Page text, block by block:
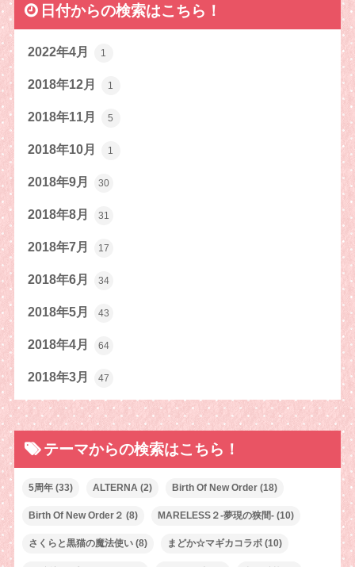
日付からの検索はこちら！
2022年4月 1
2018年12月 1
2018年11月 5
2018年10月 1
2018年9月 30
2018年8月 31
2018年7月 17
2018年6月 34
2018年5月 43
2018年4月 64
2018年3月 47
テーマからの検索はこちら！
5周年(33) ALTERNA(2) Birth Of New Order(18)
Birth Of New Order２ (8) MARELESS２-夢現の狭間-(10)
さくらと黒猫の魔法使い(8) まどか☆マギカコラボ(10)